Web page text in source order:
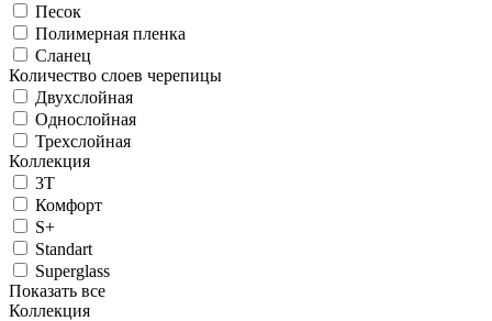
Песок
Полимерная пленка
Сланец
Количество слоев черепицы
Двухслойная
Однослойная
Трехслойная
Коллекция
3T
Комфорт
S+
Standart
Superglass
Показать все
Коллекция